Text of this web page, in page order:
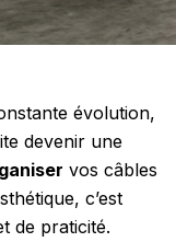
évolution,
devenir une
vos câbles
c’est
de praticité.